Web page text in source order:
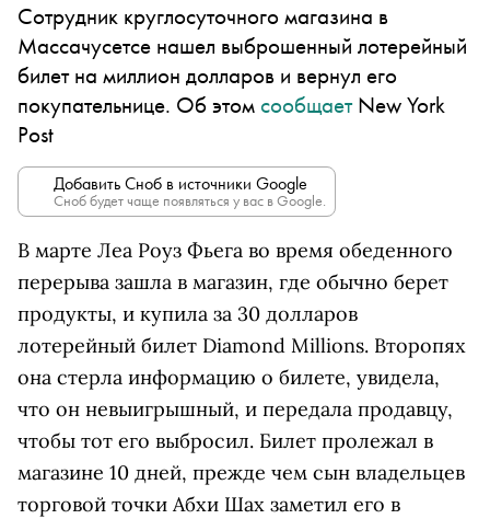
Сотрудник круглосуточного магазина в
Массачусетсе нашел выброшенный лотерейный
билет на миллион долларов и вернул его
покупательнице. Об этомсообщаетNew York
Post
Добавить Сноб в источники Google
Сноб будет чаще появляться у вас в Google.
В марте Леа Роуз Фьега во время обеденного
перерыва зашла в магазин, где обычно берет
продукты, и купила за 30 долларов
лотерейный билет Diamond Millions. Второпях
она стерла информацию о билете, увидела,
что он невыигрышный, и передала продавцу,
чтобы тот его выбросил. Билет пролежал в
магазине 10 дней, прежде чем сын владельцев
торговой точки Абхи Шах заметил его в